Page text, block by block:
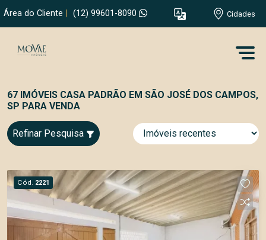
Área do Cliente (12) 99601-8090 Cidades
67 IMÓVEIS CASA PADRÃO EM SÃO JOSÉ DOS CAMPOS,
SP PARA VENDA
Refinar Pesquisa
Cód. 2221